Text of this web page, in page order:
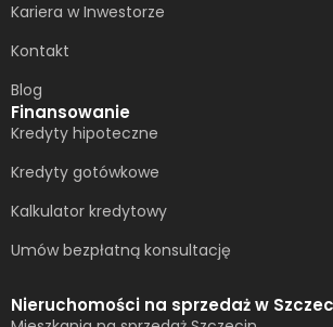
Kariera w Inwestorze
Kontakt
Blog
Finansowanie
Kredyty hipoteczne
Kredyty gotówkowe
Kalkulator kredytowy
Umów bezpłatną konsultację​
Nieruchomości na sprzedaż w